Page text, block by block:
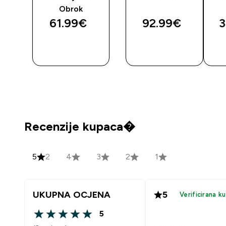
Obrok
61.99€‎ 92.99€‎
Recenzije kupaca�
5 2 4 3 2 1
UKUPNA OCJENA
5 out of 5 stars
5
5 Verificirana